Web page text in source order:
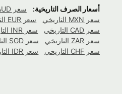
أسعار الصرف التاريخية: سعر AUD التاريخي
سعر MXN التاريخي
سعر EUR التاريخي
سعر CAD التاريخي
سعر INR التاريخي
سعر ZAR التاريخي
سعر SGD التاريخي
سعر CHF التاريخي
سعر IDR التاريخي